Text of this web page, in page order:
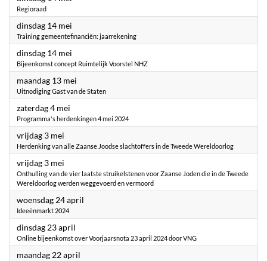
Regioraad
dinsdag 14 mei
Training gemeentefinanciën: jaarrekening
dinsdag 14 mei
Bijeenkomst concept Ruimtelijk Voorstel NHZ
maandag 13 mei
Uitnodiging Gast van de Staten
zaterdag 4 mei
Programma's herdenkingen 4 mei 2024
vrijdag 3 mei
Herdenking van alle Zaanse Joodse slachtoffers in de Tweede Wereldoorlog
vrijdag 3 mei
Onthulling van de vier laatste struikelstenen voor Zaanse Joden die in de Tweede
Wereldoorlog werden weggevoerd en vermoord
woensdag 24 april
Ideeënmarkt 2024
dinsdag 23 april
Online bijeenkomst over Voorjaarsnota 23 april 2024 door VNG
maandag 22 april